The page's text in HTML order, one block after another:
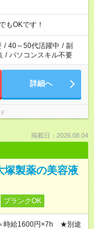
もOKです！
/ 40～50代活躍中 / 副
/ パソコンスキル不要
詳細へ
掲載日：2026.08.04
塚製薬の美容液
ブランクOK
時給1600円×7h ★別途